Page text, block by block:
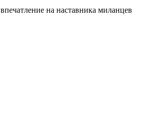
на наставника миланцев